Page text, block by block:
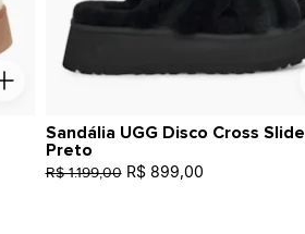
Sandália UGG Disco Cross Slide
Preto
R$ 1.199,00 R$ 899,00